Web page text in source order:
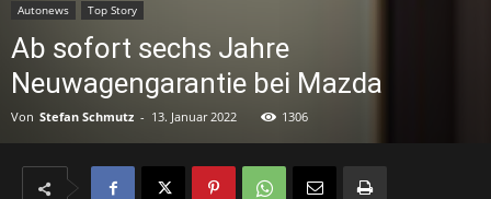
Autonews Top Story
Ab sofort sechs Jahre
Neuwagengarantie bei Mazda
Von Stefan Schmutz - 13. Januar 2022 1306